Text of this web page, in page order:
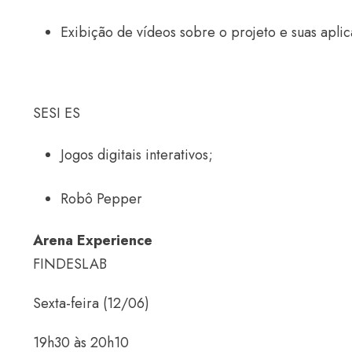
Exibição de vídeos sobre o projeto e suas
SESI ES
Jogos digitais interativos;
Robô Pepper
Arena Experience
FINDESLAB
Sexta-feira (12/06)
19h30 às 20h10